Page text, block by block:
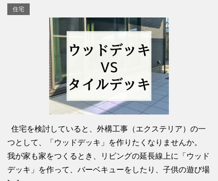
住宅
住宅を検討していると、外構工事（エクステリア）の一
つとして、「ウッドデッキ」を作りたくなりませんか。
我が家も家をつくるとき、リビングの延長線上に「ウッド
デッキ」を作って、バーベキューをしたり、子供の遊び場